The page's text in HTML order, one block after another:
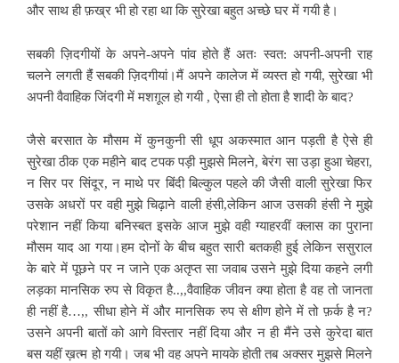
और साथ ही फ़ख्र भी हो रहा था कि सुरेखा बहुत अच्छे घर में गयी है।
सबकी ज़िदगीयों के अपने-अपने पांव होते हैं अतः स्वत: अपनी-अपनी राह
चलने लगती हैंं सबकी ज़िदगीयां।मैं अपने कालेज में व्यस्त हो गयी, सुरेखा भी
अपनी वैवाहिक जिंदगी में मशग़ूल हो गयी , ऐसा ही तो होता है शादी के बाद?
जैसे बरसात के मौसम में कुनकुनी सी धूप अकस्मात आन पड़ती है ऐसे ही
सुरेखा ठीक एक महीने बाद टपक पड़ी मुझसे मिलने, बेरंग सा उड़ा हुआ चेहरा,
न सिर पर सिंदूर, न माथे पर बिंदी बिल्कुल पहले की जैसी वाली सुरेखा फिर
उसके अधरों पर वही मुझे चिढ़ाने वाली हंसी,लेकिन आज उसकी हंसी ने मुझे
परेशान नहीं किया बनिस्बत इसके आज मुझे वही ग्याहरवीं क्लास का पुराना
मौसम याद आ गया।हम दोनों के बीच बहुत सारी बतकही हुई लेकिन ससुराल
के बारे में पूछने पर न जाने एक अतृप्त सा जवाब उसने मुझे दिया कहने लगी
लड़का मानसिक रुप से विकृत है..,,वैवाहिक जीवन क्या होता है वह तो जानता
ही नहीं है…,, सीधा होने में और मानसिक रुप से क्षीण होने में तो फ़र्क है न?
उसने अपनी बातों को आगे विस्तार नहीं दिया और न ही मैंने उसे कुरेदा बात
बस यहीं ख़त्म हो गयी। जब भी वह अपने मायके होती तब अक्सर मुझसे मिलने